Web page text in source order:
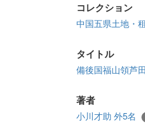
コレクション
中国五県土地・
タイトル
備後国福山領芦
著者
小川才助 外5名